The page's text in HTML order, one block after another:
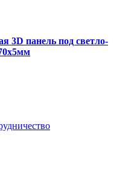
3D панель под светло-